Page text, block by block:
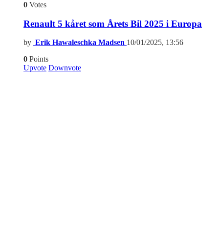
0 Votes
Renault 5 kåret som Årets Bil 2025 i Europa
by Erik Hawaleschka Madsen 10/01/2025, 13:56
0 Points
Upvote Downvote